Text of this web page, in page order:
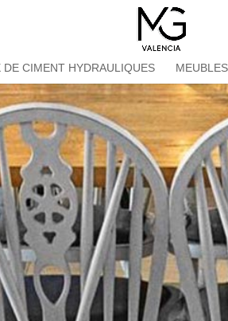
DE CIMENT HYDRAULIQUES